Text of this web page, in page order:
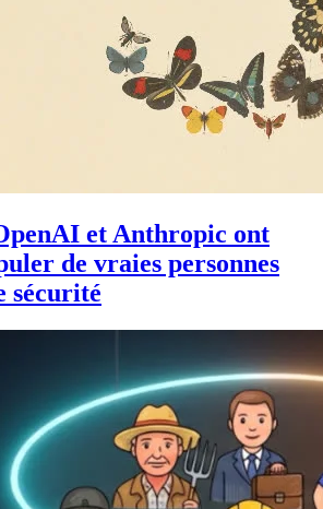
et Anthropic ont
de vraies personnes
sécurité